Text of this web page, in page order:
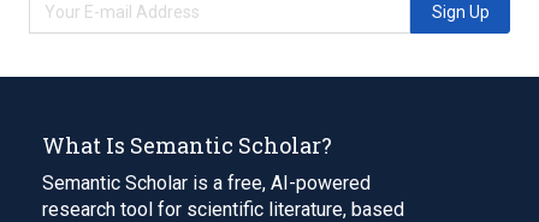
Sign Up
What Is Semantic Scholar?
Semantic Scholar is a free, AI-powered
research tool for scientific literature, based